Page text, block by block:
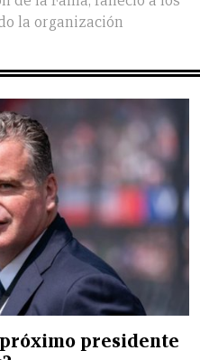
la organización
presidente